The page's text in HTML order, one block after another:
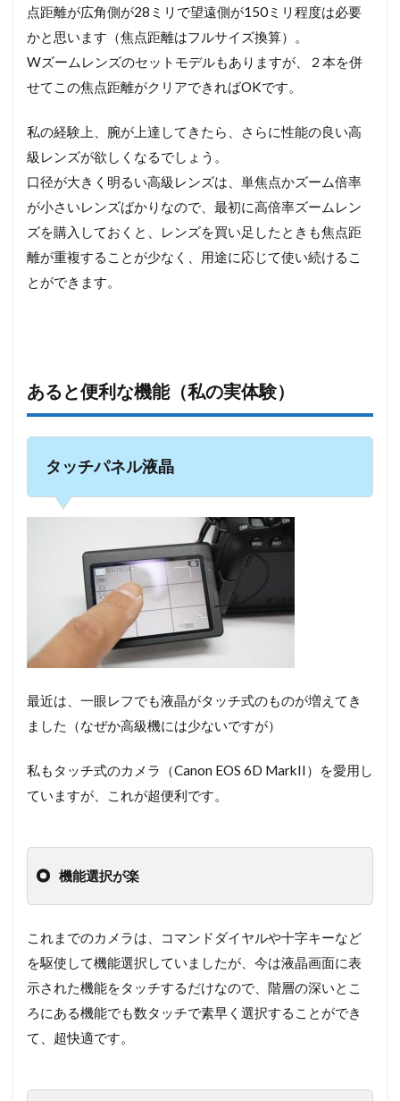
点距離が広角側が28ミリで望遠側が150ミリ程度は必要
かと思います（焦点距離はフルサイズ換算）。
Wズームレンズのセットモデルもありますが、２本を併
せてこの焦点距離がクリアできればOKです。
私の経験上、腕が上達してきたら、さらに性能の良い高
級レンズが欲しくなるでしょう。
口径が大きく明るい高級レンズは、単焦点かズーム倍率
が小さいレンズばかりなので、最初に高倍率ズームレン
ズを購入しておくと、レンズを買い足したときも焦点距
離が重複することが少なく、用途に応じて使い続けるこ
とができます。
あると便利な機能（私の実体験）
タッチパネル液晶
最近は、一眼レフでも液晶がタッチ式のものが増えてき
ました（なぜか高級機には少ないですが）
私もタッチ式のカメラ（Canon EOS 6D MarkII）を愛用し
ていますが、これが超便利です。
機能選択が楽
これまでのカメラは、コマンドダイヤルや十字キーなど
を駆使して機能選択していましたが、今は液晶画面に表
示された機能をタッチするだけなので、階層の深いとこ
ろにある機能でも数タッチで素早く選択することができ
て、超快適です。